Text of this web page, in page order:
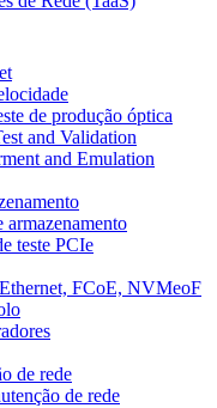
de produção óptica
and Validation
and Emulation
armazenamento
teste PCIe
FCoE, NVMeoF
de rede
de rede